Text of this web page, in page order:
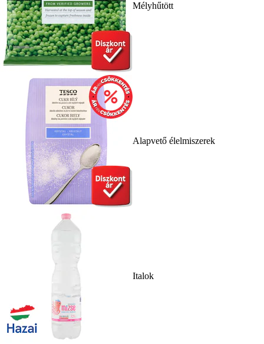
Mélyhűtött
Alapvető élelmiszerek
Italok